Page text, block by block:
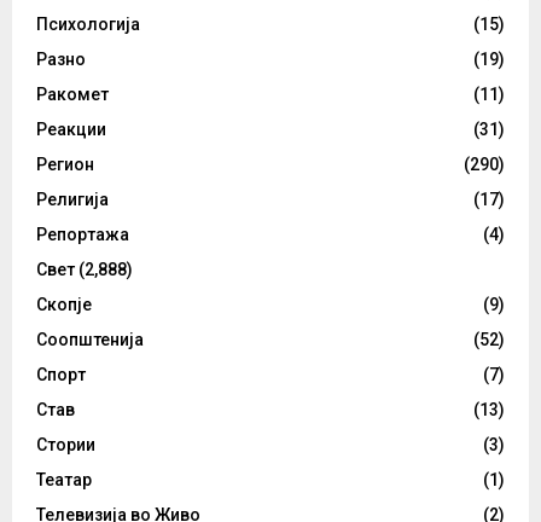
Психологија
(15)
Разно
(19)
Ракомет
(11)
Реакции
(31)
Регион
(290)
Религија
(17)
Репортажа
(4)
Свет (2,888)
Скопје
(9)
Соопштенија
(52)
Спорт
(7)
Став
(13)
Стории
(3)
Театар
(1)
Телевизија во Живо
(2)